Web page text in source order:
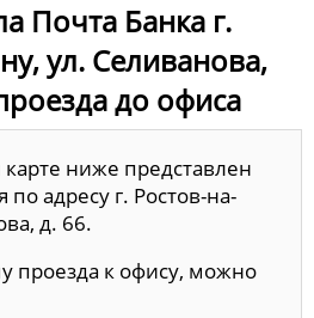
Почта Банка г.
ул. Селиванова,
до офиса
ниже представлен
адресу г. Ростов-на-
д. 66.
проезда к офису, можно